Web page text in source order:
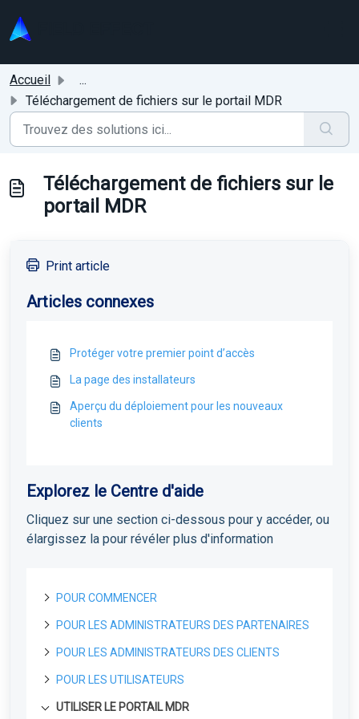
Accueil
...
Téléchargement de fichiers sur le portail MDR
Téléchargement de fichiers sur le
portail MDR
Print article
Articles connexes
Protéger votre premier point d’accès
La page des installateurs
Aperçu du déploiement pour les nouveaux
clients
Explorez le Centre d'aide
Cliquez sur une section ci-dessous pour y accéder, ou
élargissez la pour révéler plus d'information
POUR COMMENCER
A propos de Field Effect MDR
Comment fonctionne le Field Effect MDR
POUR LES ADMINISTRATEURS DES PARTENAIRES
Portail de Gestion des Licences
Portail de gestion des licences : Vue d'ensemble
Pour les partenaires
Pour les partenaires : Guide de déploiement de
Covalence
Gestion de vos clients
POUR LES ADMINISTRATEURS DES CLIENTS
Commencer
Premières étapes
Déploiement du service MDR
POUR LES UTILISATEURS
Commencer
UTILISER LE PORTAIL MDR